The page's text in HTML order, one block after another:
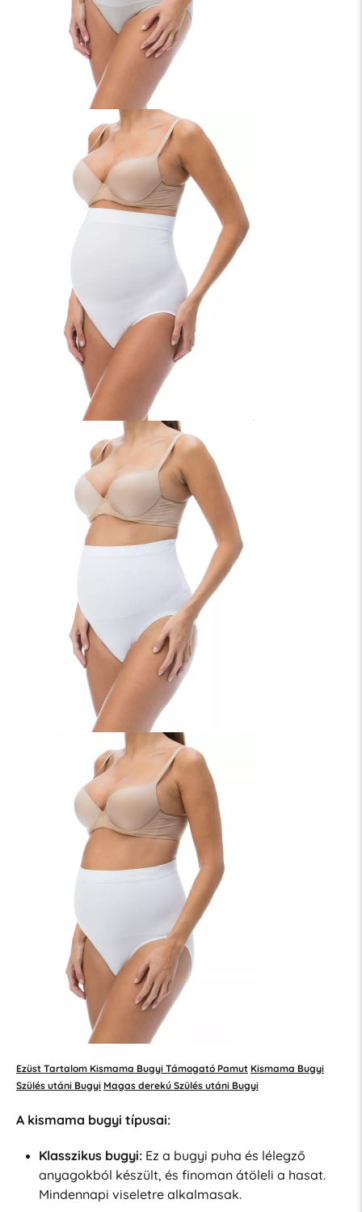
Ezüst Tartalom Kismama Bugyi Támogató Pamut Kismama Bugyi
Szülés utáni Bugyi Magas derekú Szülés utáni Bugyi
A kismama bugyi típusai:
Klasszikus bugyi:Ez a bugyi puha és lélegző
anyagokból készült, és finoman átöleli a hasat.
Mindennapi viseletre alkalmasak.